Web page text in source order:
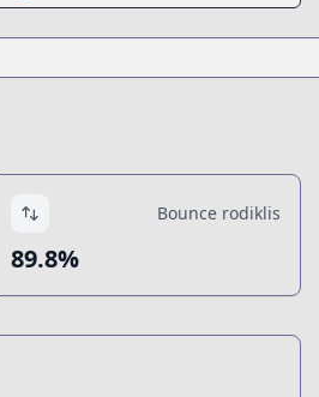
Bounce rodiklis
89.8%